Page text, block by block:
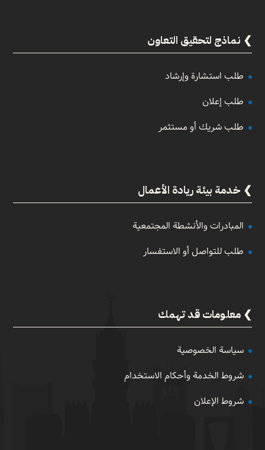
نماذج لتحقيق التعاون
طلب استشارة وإرشاد
طلب إعلان
طلب شريك أو مستثمر
خدمة بيئة ريادة الأعمال
المبادرات والأنشطة المجتمعية
طلب للتواصل أو الاستفسار
معلومات قد تهمك
سياسة الخصوصية
شروط الخدمة وأحكام الاستخدام
شروط الإعلان